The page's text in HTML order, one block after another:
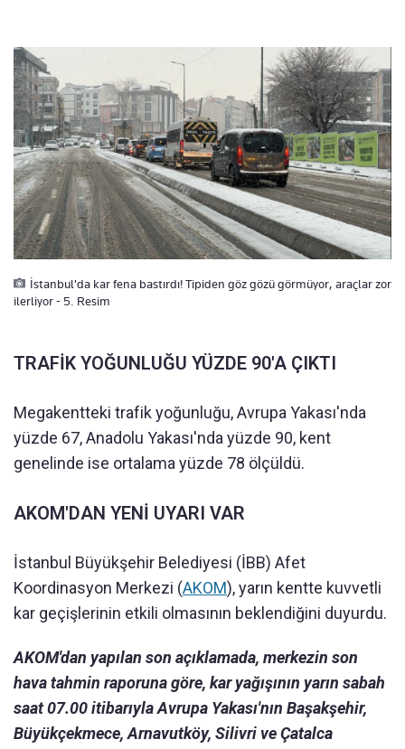
İstanbul'da kar fena bastırdı! Tipiden göz gözü görmüyor, araçlar zor
ilerliyor - 5. Resim
TRAFİK YOĞUNLUĞU YÜZDE 90'A ÇIKTI
Megakentteki trafik yoğunluğu, Avrupa Yakası'nda
yüzde 67, Anadolu Yakası'nda yüzde 90, kent
genelinde ise ortalama yüzde 78 ölçüldü.
AKOM'DAN YENİ UYARI VAR
İstanbul Büyükşehir Belediyesi (İBB) Afet
Koordinasyon Merkezi (AKOM), yarın kentte kuvvetli
kar geçişlerinin etkili olmasının beklendiğini duyurdu.
AKOM'dan yapılan son açıklamada, merkezin son
hava tahmin raporuna göre, kar yağışının yarın sabah
saat 07.00 itibarıyla Avrupa Yakası'nın Başakşehir,
Büyükçekmece, Arnavutköy, Silivri ve Çatalca